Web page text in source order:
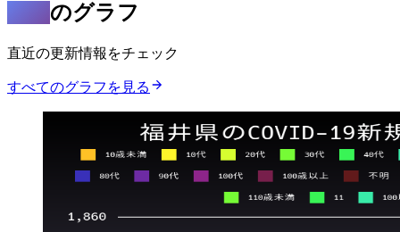
のグラフ
直近の更新情報をチェック
すべてのグラフを見る